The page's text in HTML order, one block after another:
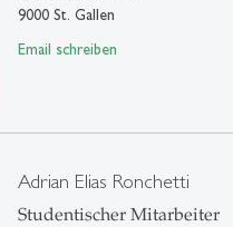
9000 St. Gallen
Email schreiben
Adrian Elias Ronchetti
Studentischer Mitarbeiter